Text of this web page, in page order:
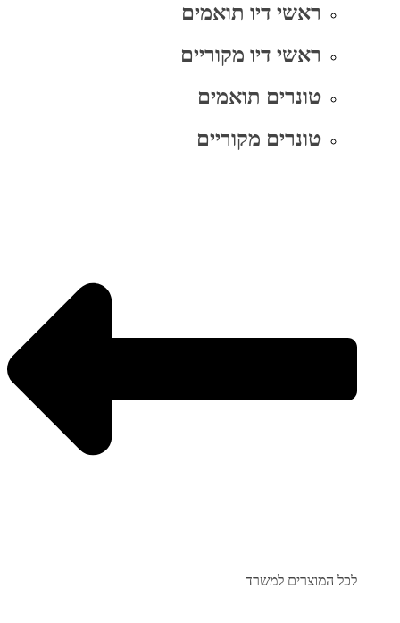
ראשי דיו תואמים
ראשי דיו מקוריים
טונרים תואמים
טונרים מקוריים
לכל המוצרים למשרד